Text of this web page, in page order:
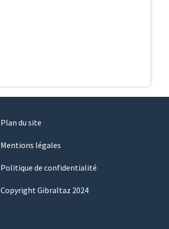
Plan du site
Mentions légales
Politique de confidentialité
Copyright Gibraltaz 2024